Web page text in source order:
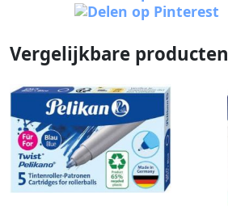
Vergelijkbare producten